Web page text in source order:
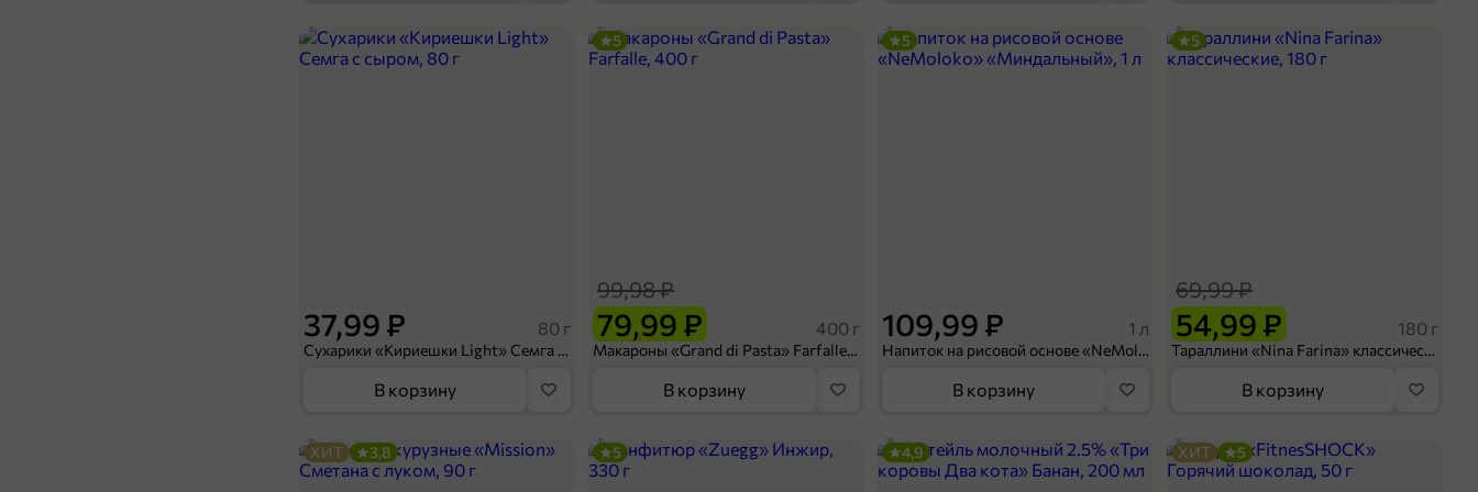
37,99 ₽ 80 г
Сухарики «Кириешки Light» Семга с сыром, 80 г
В корзину
79,99 ₽
99,98 ₽
400 г
Макароны «Grand di Pasta» Farfalle, 400 г
5
В корзину
109,99 ₽ 1 л
Напиток на рисовой основе «NeMoloko» «Миндальный», 1 л
5
В корзину
54,99 ₽
69,99 ₽
180 г
Тараллини «Nina Farina» классические, 180 г
5
В корзину
ХИТ 3,8 5 4,9 ХИТ 5